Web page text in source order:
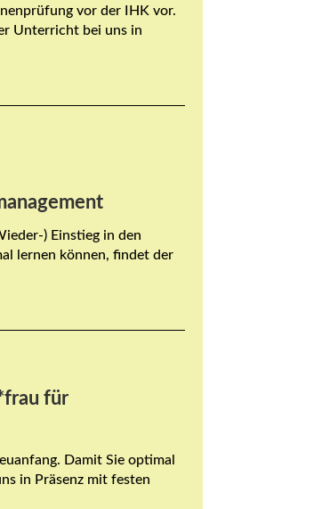
vor der IHK vor.
Unterricht bei uns in
) Einstieg in den
lernen können, findet der
für
Damit Sie optimal
in Präsenz mit festen